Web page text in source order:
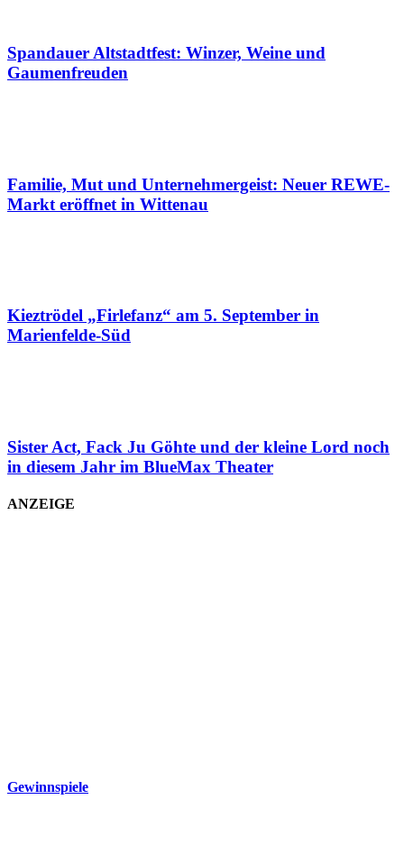
Spandauer Altstadtfest: Winzer, Weine und
Gaumenfreuden
Familie, Mut und Unternehmergeist: Neuer REWE-
Markt eröffnet in Wittenau
Kieztrödel „Firlefanz“ am 5. September in
Marienfelde-Süd
Sister Act, Fack Ju Göhte und der kleine Lord noch
in diesem Jahr im BlueMax Theater
ANZEIGE
Gewinnspiele